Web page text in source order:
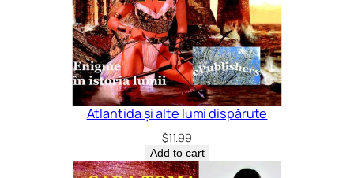
Atlantida și alte lumi dispărute
$11.99
Add to cart